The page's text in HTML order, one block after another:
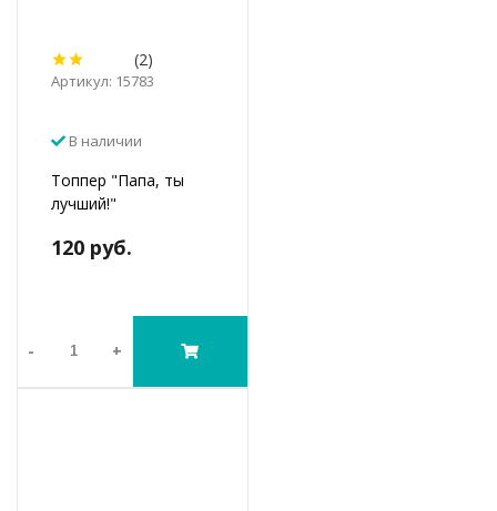
(2)
Артикул: 15783
В наличии
Топпер "Папа, ты
лучший!"
120 руб.
- +